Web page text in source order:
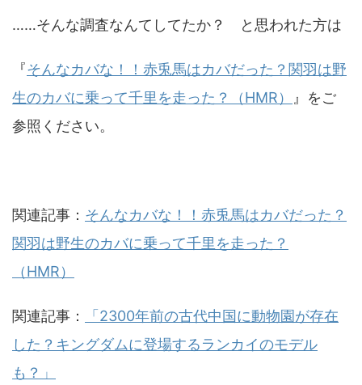
……そんな調査なんてしてたか？ と思われた方は
『そんなカバな！！赤兎馬はカバだった？関羽は野
生のカバに乗って千里を走った？（HMR） 』をご
参照ください。
関連記事： そんなカバな！！赤兎馬はカバだった？
関羽は野生のカバに乗って千里を走った？
（HMR）
関連記事：
「2300年前の古代中国に動物園が存在
した？キングダムに登場するランカイのモデル
も？」